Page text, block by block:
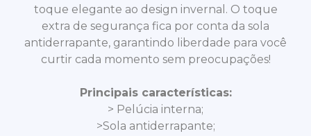
toque elegante ao design invernal. O toque
extra de segurança fica por conta da sola
antiderrapante, garantindo liberdade para você
curtir cada momento sem preocupações!
Principais características:
> Pelúcia interna;
>Sola antiderrapante;